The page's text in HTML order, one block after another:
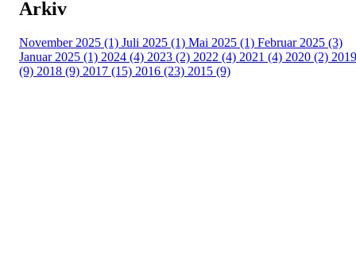
Arkiv
November 2025 (1) Juli 2025 (1) Mai 2025 (1) Februar 2025 (3)
Januar 2025 (1) 2024 (4) 2023 (2) 2022 (4) 2021 (4) 2020 (2) 2019
(9) 2018 (9) 2017 (15) 2016 (23) 2015 (9)